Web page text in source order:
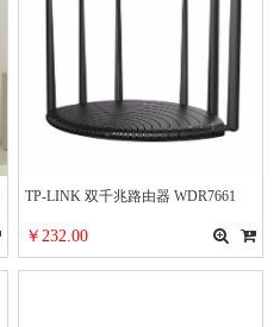
TP-LINK 双千兆路由器 WDR7661
￥232.00